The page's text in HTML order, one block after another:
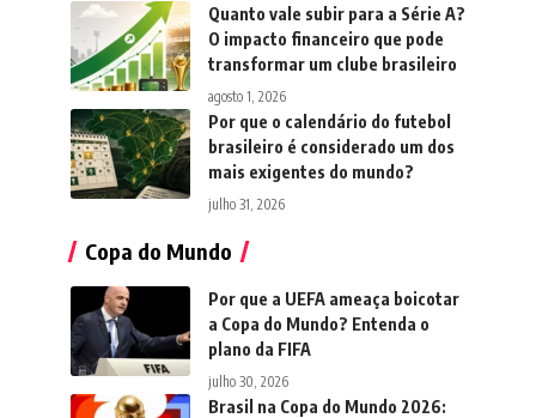
Quanto vale subir para a Série A?
O impacto financeiro que pode
transformar um clube brasileiro
agosto 1, 2026
Por que o calendário do futebol
brasileiro é considerado um dos
mais exigentes do mundo?
julho 31, 2026
Copa do Mundo
Por que a UEFA ameaça boicotar
a Copa do Mundo? Entenda o
plano da FIFA
julho 30, 2026
Brasil na Copa do Mundo 2026: